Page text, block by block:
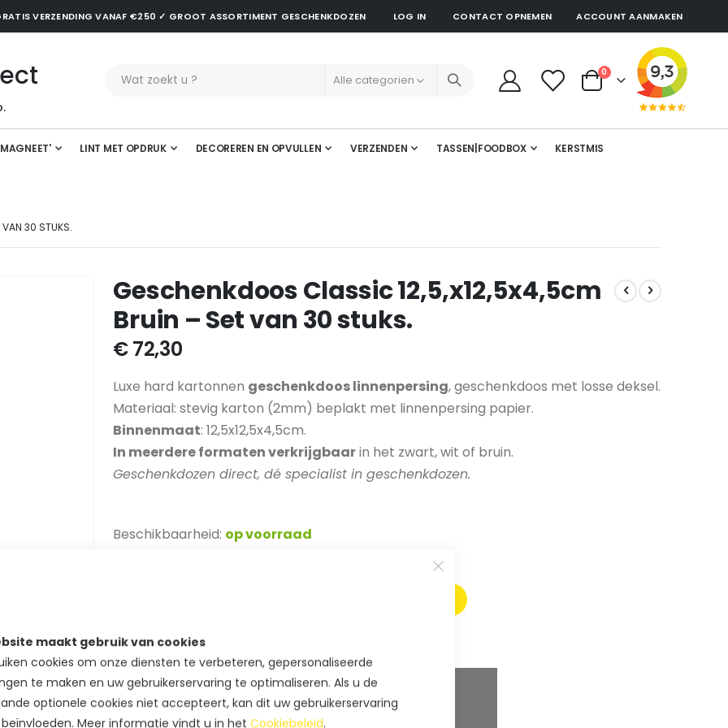
maakt gebruik van cookies
cookies om onze diensten te verbeteren, gepersonaliseerde
te maken en uw gebruikerservaring te optimaliseren. Als u de
optionele cookies niet accepteert, kan dit uw gebruikerservaring
Meer informatie vindt u in het Cookiebeleid.
VERZENDING VANAF €250 ✓ GROOT ASSORTIMENT GESCHENKDOZEN LOG IN CONTACT OPNEMEN ACCOUNT AANMAKEN
Cart
0producten
LINT MET OPDRUK DECOREREN EN OPVULLEN VERZENDEN TASSEN|FOODBOX KERSTMIS
30 STUKS.
Geschenkdoos Classic 12,5,x12,5x4,5cm
Bruin – Set van 30 stuks.
€ 72,30
Luxe hard kartonnen geschenkdoos linnenpersing, geschenkdoos met losse deksel.
Materiaal: stevig karton (2mm) beplakt met linnenpersing papier.
Binnenmaat: 12,5x12,5x4,5cm.
In meerdere formaten verkrijgbaarin het zwart, wit of bruin.
Geschenkdozen direct, dé specialist in geschenkdozen.
Beschikbaarheid: op voorraad
SKU 12-CL-LP-1212BR
Extra staffelkorting
Koop 2 voor€ 68,69 en